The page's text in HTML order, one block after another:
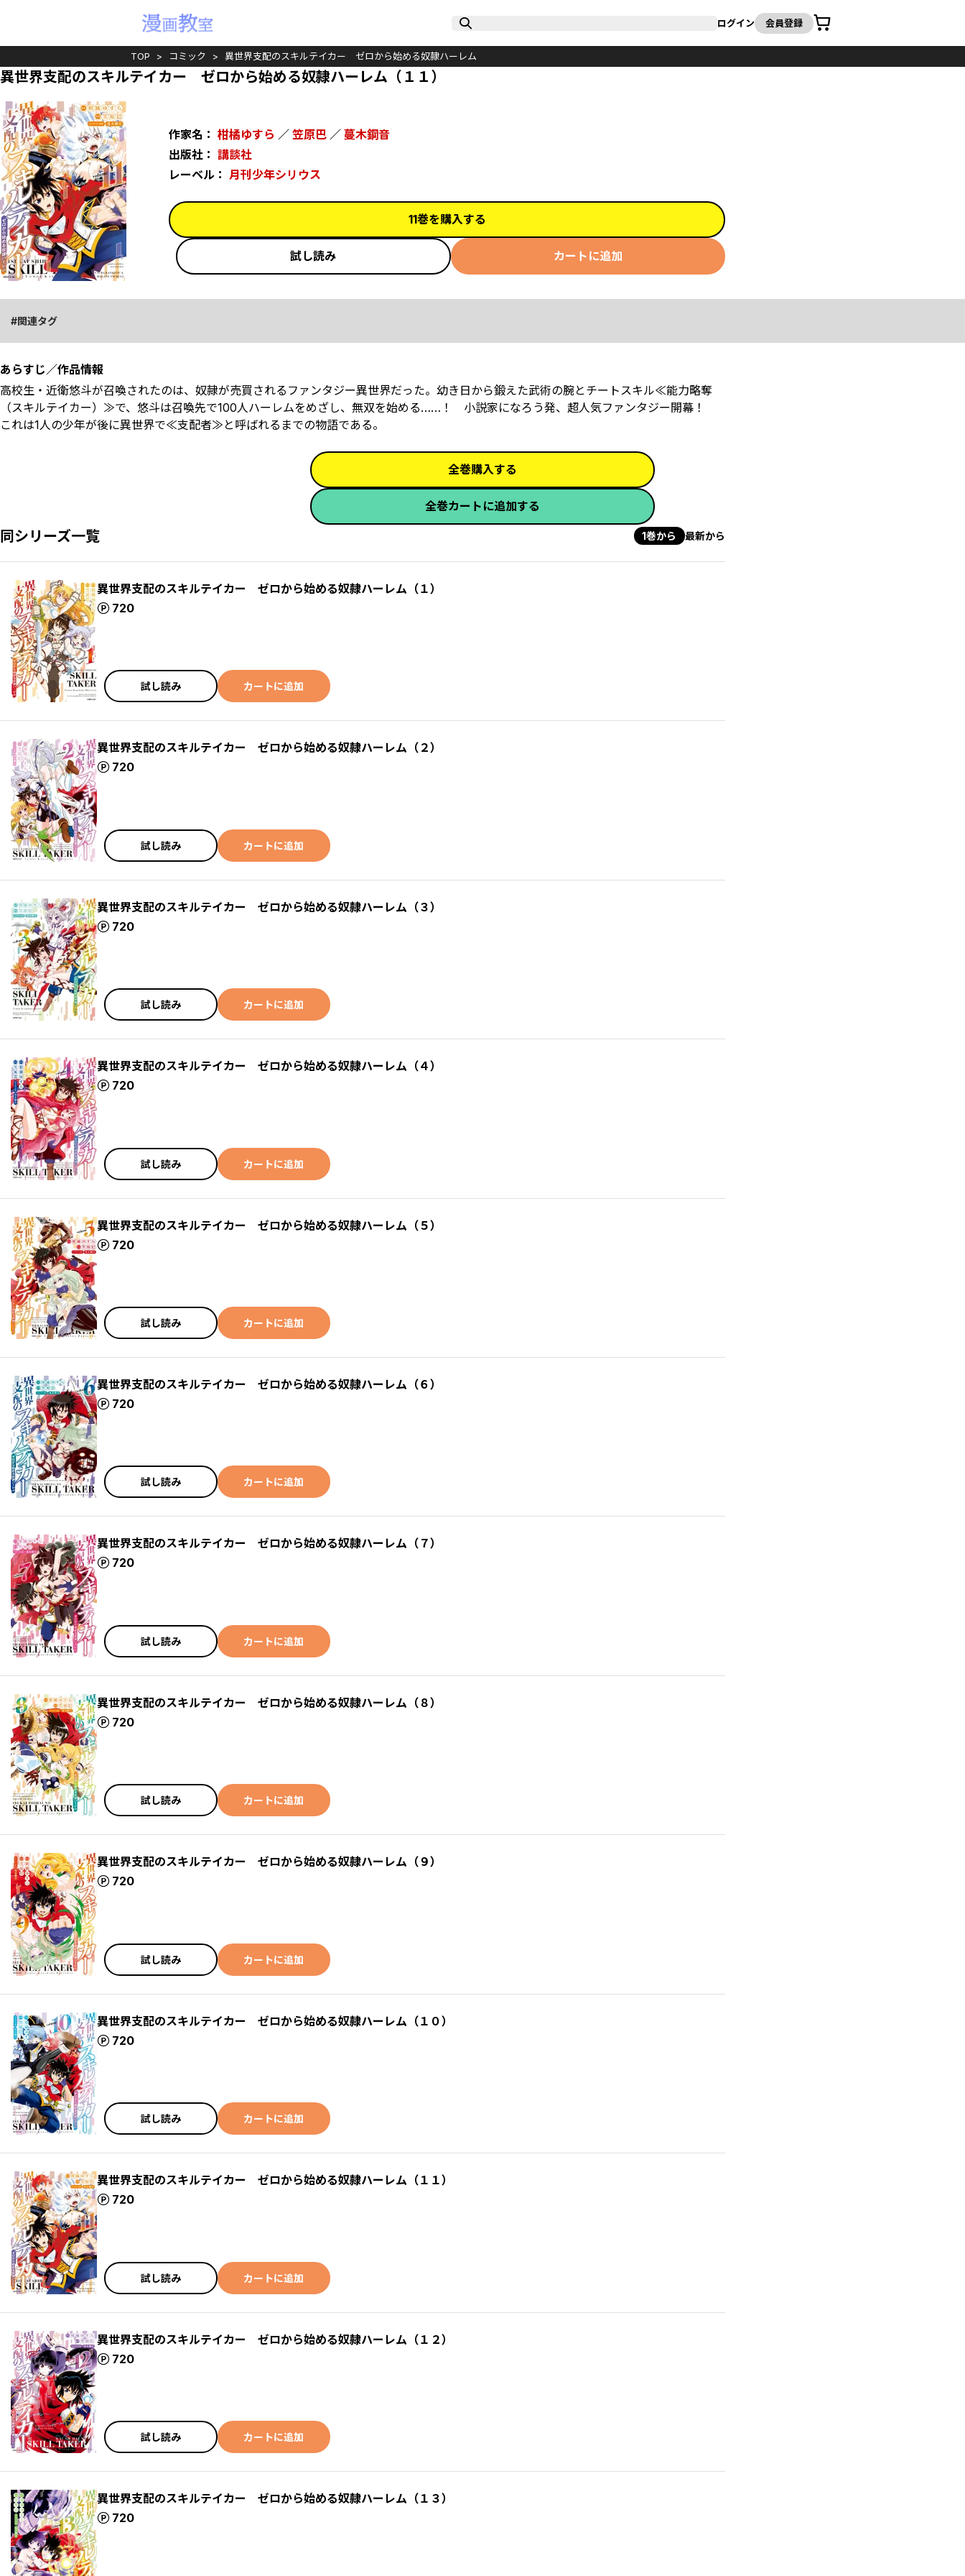
ログイン 会員登録
カート
TOP コミック 異世界支配のスキルテイカー ゼロから始める奴隷ハーレム
異世界支配のスキルテイカー ゼロから始める奴隷ハーレム（１１）
作家名： 柑橘ゆすら ／ 笠原巴 ／ 蔓木鋼音
出版社： 講談社
レーベル： 月刊少年シリウス
11巻を購入する
試し読み カートに追加
関連タグ
あらすじ／作品情報
高校生・近衛悠斗が召喚されたのは、奴隷が売買されるファンタジー異世界だった。幼き日から鍛えた武術の腕とチートスキル≪能力略奪
（スキルテイカー）≫で、悠斗は召喚先で100人ハーレムをめざし、無双を始める……！ 小説家になろう発、超人気ファンタジー開幕！ ――
これは1人の少年が後に異世界で≪支配者≫と呼ばれるまでの物語である。
全巻購入する
全巻カートに追加する
同シリーズ一覧 1巻から 最新から
異世界支配のスキルテイカー ゼロから始める奴隷ハーレム（１）
720
ポイント
試し読み カートに追加
異世界支配のスキルテイカー ゼロから始める奴隷ハーレム（２）
720
ポイント
試し読み カートに追加
異世界支配のスキルテイカー ゼロから始める奴隷ハーレム（３）
720
ポイント
試し読み カートに追加
異世界支配のスキルテイカー ゼロから始める奴隷ハーレム（４）
720
ポイント
試し読み カートに追加
異世界支配のスキルテイカー ゼロから始める奴隷ハーレム（５）
720
ポイント
試し読み カートに追加
異世界支配のスキルテイカー ゼロから始める奴隷ハーレム（６）
720
ポイント
試し読み カートに追加
異世界支配のスキルテイカー ゼロから始める奴隷ハーレム（７）
720
ポイント
試し読み カートに追加
異世界支配のスキルテイカー ゼロから始める奴隷ハーレム（８）
720
ポイント
試し読み カートに追加
異世界支配のスキルテイカー ゼロから始める奴隷ハーレム（９）
720
ポイント
試し読み カートに追加
異世界支配のスキルテイカー ゼロから始める奴隷ハーレム（１０）
720
ポイント
試し読み カートに追加
異世界支配のスキルテイカー ゼロから始める奴隷ハーレム（１１）
720
ポイント
試し読み カートに追加
異世界支配のスキルテイカー ゼロから始める奴隷ハーレム（１２）
720
ポイント
試し読み カートに追加
異世界支配のスキルテイカー ゼロから始める奴隷ハーレム（１３）
720
ポイント